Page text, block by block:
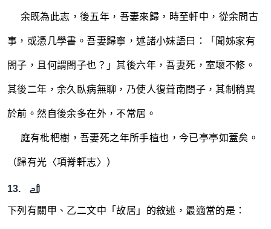
~~~~
余既為此志，後五年，吾妻來歸，時至軒中，從余問古
事，或憑几學書。吾妻歸寧，述諸小妹語曰：「聞姊家有
閤子，且何謂閤子也？」其後六年，吾妻死，室壞不修。
其後二年，余久臥病無聊，乃使人復葺南閤子，其制稍異
於前。然自後余多在外，不常居。
~~~~
庭有枇杷樹，吾妻死之年所手植也，今已亭亭如蓋矣。
（歸有光〈項脊軒志〉）
13.
下列有關甲、乙二文中「故居」的敘述，最適當的是：